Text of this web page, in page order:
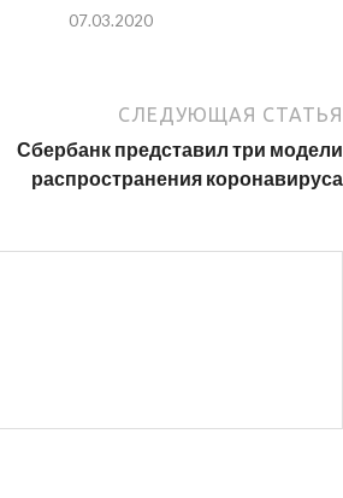
07.03.2020
СЛЕДУЮЩАЯ СТАТЬЯ
Сбербанк представил три модели
распространения коронавируса